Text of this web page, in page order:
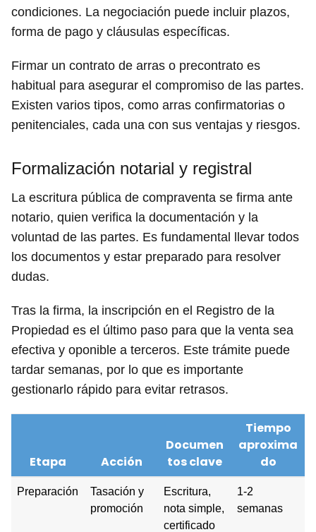
condiciones. La negociación puede incluir plazos,
forma de pago y cláusulas específicas.
Firmar un contrato de arras o precontrato es
habitual para asegurar el compromiso de las partes.
Existen varios tipos, como arras confirmatorias o
penitenciales, cada una con sus ventajas y riesgos.
Formalización notarial y registral
La escritura pública de compraventa se firma ante
notario, quien verifica la documentación y la
voluntad de las partes. Es fundamental llevar todos
los documentos y estar preparado para resolver
dudas.
Tras la firma, la inscripción en el Registro de la
Propiedad es el último paso para que la venta sea
efectiva y oponible a terceros. Este trámite puede
tardar semanas, por lo que es importante
gestionarlo rápido para evitar retrasos.
Etapa Acción
Documen
tos clave
Tiempo
aproxima
do
Preparación
Tasación y
promoción
Escritura,
nota simple,
certificado
1-2
semanas